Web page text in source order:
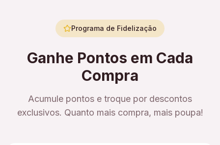
Programa de Fidelização
Ganhe Pontos em Cada
Compra
Acumule pontos e troque por descontos
exclusivos. Quanto mais compra, mais poupa!